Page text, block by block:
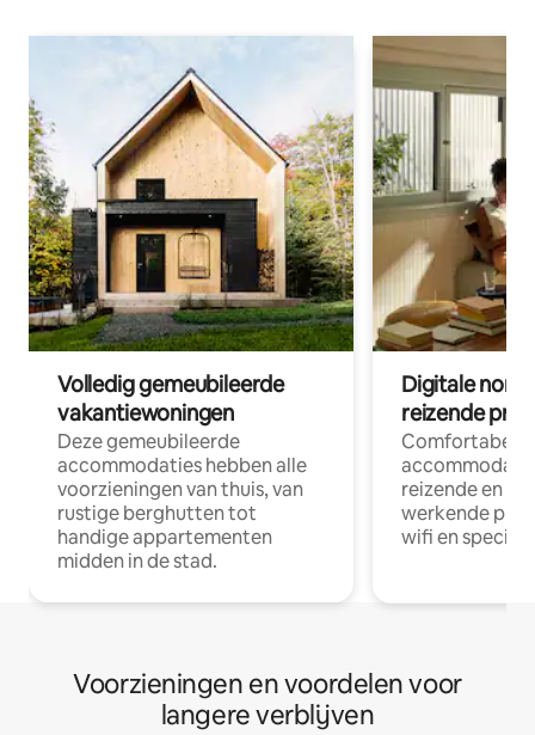
Volledig gemeubileerde
vakantiewoningen
Deze gemeubileerde
accommodaties hebben alle
voorzieningen van thuis, van
rustige berghutten tot
handige appartementen
midden in de stad.
Digitale
reizende
Comfortabele
reizende en
werkende
wifi en
Voorzieningen en voordelen voor
langere verblijven